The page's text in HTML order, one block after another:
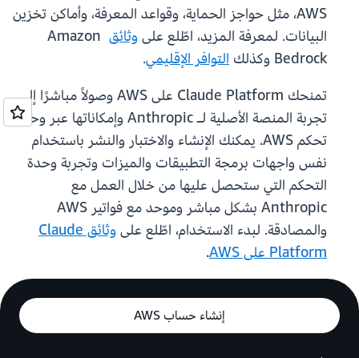
AWS، مثل حواجز الحماية، وقواعد المعرفة، وأماكن تخزين
البيانات. لمعرفة المزيد، اطّلع علىوثائق Amazon
Bedrock وكذلك
التوافر الإقليمي.
تمنحك Claude Platform على AWS وصولاً مباشرًا إلى
تجربة المنصة الأصلية لـ Anthropic وإمكاناتها عبر وحدة
تحكم AWS. يمكنك الإنشاء والاختبار والنشر باستخدام
نفس واجهات برمجة التطبيقات والميزات وتجربة وحدة
التحكم التي ستحصل عليها من خلال العمل مع
Anthropic بشكل مباشر وموحد مع فواتير AWS
والمصادقة. لبدء الاستخدام، اطّلع على
وثائق Claude
Platform على AWS
.
إنشاء حساب AWS